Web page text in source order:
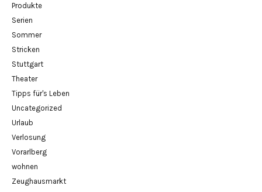
Produkte
Serien
Sommer
Stricken
Stuttgart
Theater
Tipps für's Leben
Uncategorized
Urlaub
Verlosung
Vorarlberg
wohnen
Zeughausmarkt